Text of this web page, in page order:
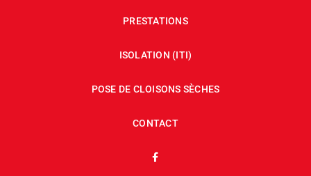
PRESTATIONS
ISOLATION (ITI)
POSE DE CLOISONS SÈCHES
CONTACT